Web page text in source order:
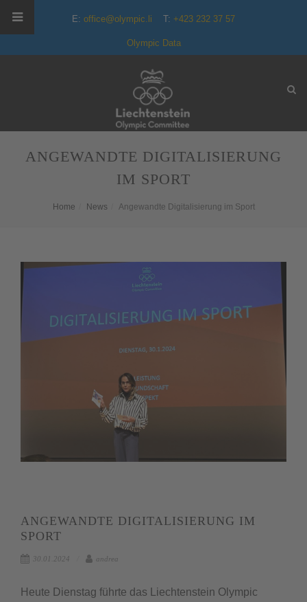
E: office@olympic.li T: +423 232 37 57
Olympic Data
ANGEWANDTE DIGITALISIERUNG
IM SPORT
Home News Angewandte Digitalisierung im Sport
ANGEWANDTE DIGITALISIERUNG IM
SPORT
30.01.2024 andrea
Heute Dienstag führte das Liechtenstein Olympic